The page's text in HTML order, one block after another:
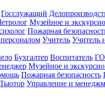
Госслужащий
Музейное и
Пожарная
Учитель Учитель
Бухгалтер Воспитатель
Музейное и
Пожарная безопасность
Тьютор Управление и